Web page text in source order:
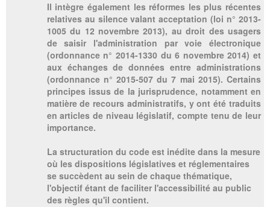
Il intègre également les réformes les plus récentes
relatives au silence valant acceptation (loi n° 2013-
1005 du 12 novembre 2013), au droit des usagers
de saisir l'administration par voie électronique
(ordonnance n° 2014-1330 du 6 novembre 2014) et
aux échanges de données entre administrations
(ordonnance n° 2015-507 du 7 mai 2015). Certains
principes issus de la jurisprudence, notamment en
matière de recours administratifs, y ont été traduits
en articles de niveau législatif, compte tenu de leur
importance.
La structuration du code est inédite dans la mesure
où les dispositions législatives et réglementaires
se succèdent au sein de chaque thématique,
l'objectif étant de faciliter l'accessibilité au public
des règles qu'il contient.